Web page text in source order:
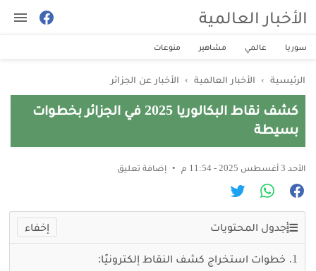
الأخبار العالمية
سوريا عالمي مشاهير منوعات
الرئيسية › الأخبار العالمية › الأخبار عن الجزائر
كشف نقاط البكالوريا 2025 في الجزائر بخطوات
بسيطة
الأحد 3 أغسطس 2025 - 11:54 م إضافة تعليق
جدول المحتويات
خطوات استخراج كشف النقاط إلكترونيًا: